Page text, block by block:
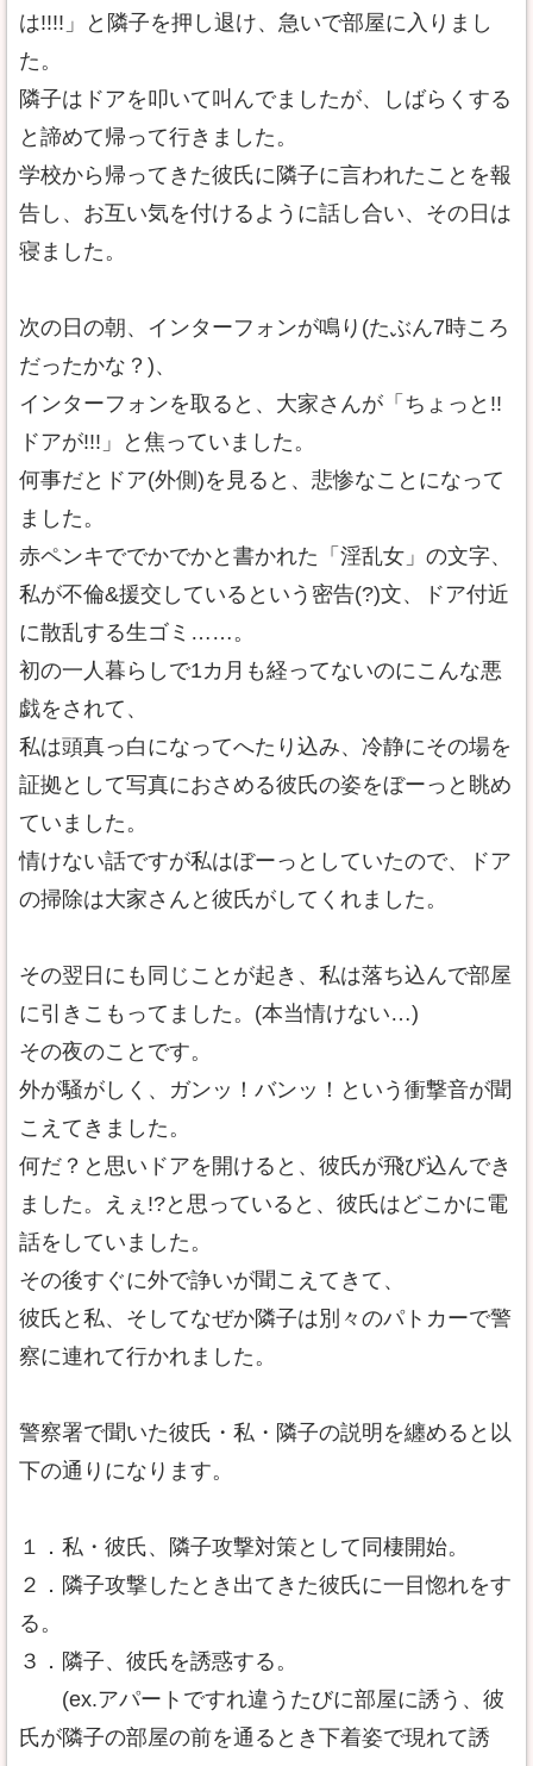
は!!!!」と隣子を押し退け、急いで部屋に入りまし
た。
隣子はドアを叩いて叫んでましたが、しばらくする
と諦めて帰って行きました。
学校から帰ってきた彼氏に隣子に言われたことを報
告し、お互い気を付けるように話し合い、その日は
寝ました。
次の日の朝、インターフォンが鳴り(たぶん7時ころ
だったかな？)、
インターフォンを取ると、大家さんが「ちょっと!!
ドアが!!!」と焦っていました。
何事だとドア(外側)を見ると、悲惨なことになって
ました。
赤ペンキででかでかと書かれた「淫乱女」の文字、
私が不倫&援交しているという密告(?)文、ドア付近
に散乱する生ゴミ……。
初の一人暮らしで1カ月も経ってないのにこんな悪
戯をされて、
私は頭真っ白になってへたり込み、冷静にその場を
証拠として写真におさめる彼氏の姿をぼーっと眺め
ていました。
情けない話ですが私はぼーっとしていたので、ドア
の掃除は大家さんと彼氏がしてくれました。
その翌日にも同じことが起き、私は落ち込んで部屋
に引きこもってました。(本当情けない…)
その夜のことです。
外が騒がしく、ガンッ！バンッ！という衝撃音が聞
こえてきました。
何だ？と思いドアを開けると、彼氏が飛び込んでき
ました。えぇ!?と思っていると、彼氏はどこかに電
話をしていました。
その後すぐに外で諍いが聞こえてきて、
彼氏と私、そしてなぜか隣子は別々のパトカーで警
察に連れて行かれました。
警察署で聞いた彼氏・私・隣子の説明を纏めると以
下の通りになります。
１．私・彼氏、隣子攻撃対策として同棲開始。
２．隣子攻撃したとき出てきた彼氏に一目惚れをす
る。
３．隣子、彼氏を誘惑する。
(ex.アパートですれ違うたびに部屋に誘う、彼
氏が隣子の部屋の前を通るとき下着姿で現れて誘